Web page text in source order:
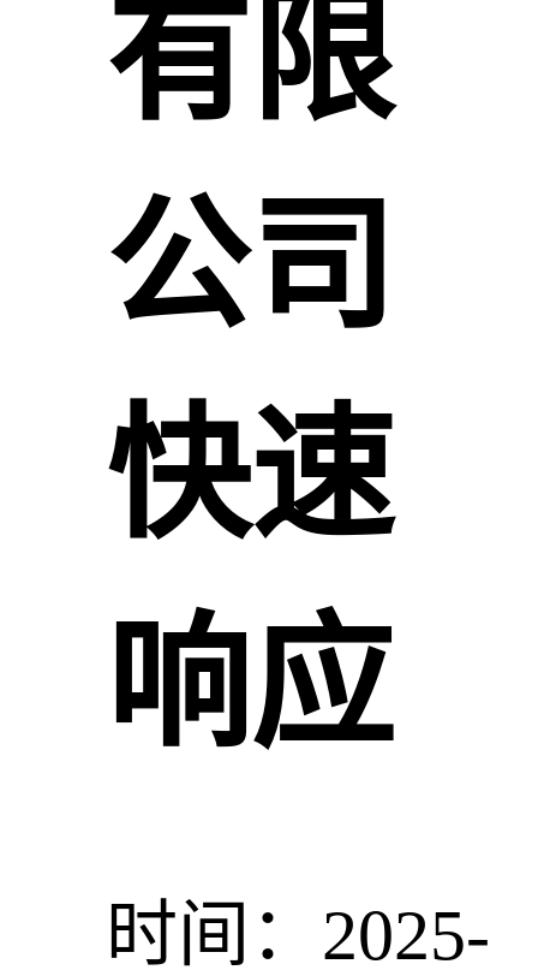
有限
公司
快速
响应
时间：2025-